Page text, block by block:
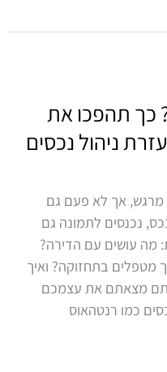
כך תהפכו את
ניהול נכסים
מרגש, אך לא פעם גם
נכנסים לתמונה גם
מה עושים עם הדירה?
מטפלים בתחזוקה? ואיך
מצאתם את עצמכם
כמו רנטהאוס